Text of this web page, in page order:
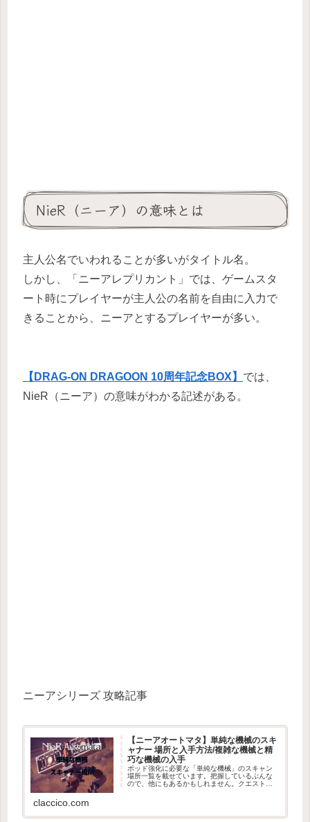
NieR（ニーア）の意味とは
主人公名でいわれることが多いがタイトル名。
しかし、「ニーアレプリカント」では、ゲームスタ
ート時にプレイヤーが主人公の名前を自由に入力で
きることから、ニーアとするプレイヤーが多い。
【DRAG-ON DRAGOON 10周年記念BOX】 では、
NieR（ニーア）の意味がわかる記述がある。
ニーアシリーズ 攻略記事
【ニーアオートマタ】単純な機械のスキ
ャナー 場所と入手方法/複雑な機械と精
巧な機械の入手
ポッド強化に必要な「単純な機械」のスキャン
場所一覧を載せています。把握しているぶんな
ので、他にもあるかもしれません。クエストや
claccico.com